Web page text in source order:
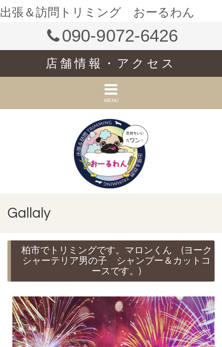
出張＆訪問トリミング おーるわん
090-9072-6426
店舗情報・アクセス
MENU
Gallaly
柏市でトリミングです。マロンくん (ヨーク
シャーテリア男の子 シャンプー＆カットコ
ースです。)